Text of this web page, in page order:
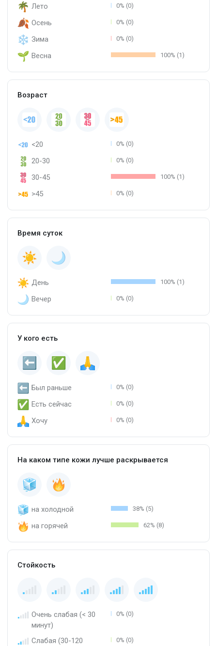
Лето 0% (0)
Осень 0% (0)
Зима 0% (0)
Весна 100% (1)
Возраст
<20 0% (0)
20-30 0% (0)
30-45 100% (1)
>45 0% (0)
Время суток
День 100% (1)
Вечер 0% (0)
У кого есть
Был раньше 0% (0)
Есть сейчас 0% (0)
Хочу 0% (0)
На каком типе кожи лучше раскрывается
на холодной 38% (5)
на горячей 62% (8)
Стойкость
Очень слабая (< 30
минут)
0% (0)
Слабая (30-120
0% (0)